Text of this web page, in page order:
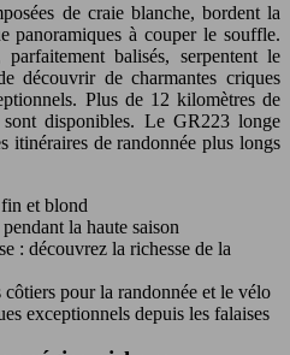
de craie blanche, bordent la
panoramiques à couper le souffle.
balisés, serpentent le
découvrir de charmantes criques
Plus de 12 kilomètres de
sont disponibles. Le GR223 longe
itinéraires de randonnée plus longs
et blond
la haute saison
: découvrez la richesse de la
pour la randonnée et le vélo
exceptionnels depuis les falaises